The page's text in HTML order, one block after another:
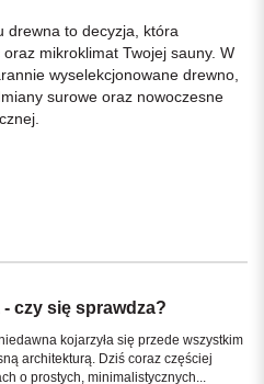
drewna to decyzja, która
mikroklimat Twojej sauny. W
wyselekcjonowane drewno,
surowe oraz nowoczesne
czy się sprawdza?
kojarzyła się przede wszystkim
architekturą. Dziś coraz częściej
o prostych, minimalistycznych...